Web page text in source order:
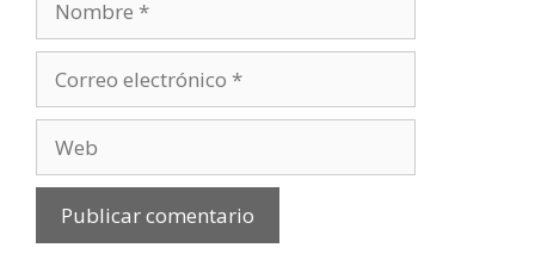
electrónico